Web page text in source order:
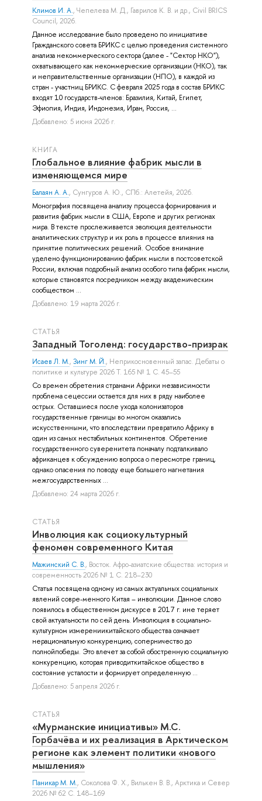
Климов И. А., Чепелева М. Д., Гаврилов К. В. и др., Civil BRICS
Council, 2026.
Данное исследование было проведено по инициативе
Гражданского совета БРИКС с целью проведения системного
анализа некоммерческого сектора (далее - "Сектор НКО"),
охватывающего как некоммерческие организации (НКО), так
и неправительственные организации (НПО), в каждой из
стран - участниц БРИКС. С февраля 2025 года в состав БРИКС
входят 10 государств-членов: Бразилия, Китай, Египет,
Эфиопия, Индия, Индонезия, Иран, Россия, ...
Добавлено: 5 июня 2026 г.
КНИГА
Глобальное влияние фабрик мысли в
изменяющемся мире
Балаян А. А., Сунгуров А. Ю., СПб.: Алетейя, 2026.
Монография посвящена анализу процесса формирования и
развития фабрик мысли в США, Европе и других регионах
мира. В тексте прослеживается эволюция деятельности
аналитических структур и их роль в процессе влияния на
принятие политических решений. Особое внимание
уделено функционированию фабрик мысли в постсоветской
России, включая подробный анализ особого типа фабрик мысли,
которые становятся посредником между академическим
сообществом ...
Добавлено: 19 марта 2026 г.
СТАТЬЯ
Западный Тоголенд: государство-призрак
Исаев Л. М., Зинг М. Й., Неприкосновенный запас. Дебаты о
политике и культуре 2026 Т. 165 № 1 С. 45–55
Со времен обретения странами Африки независимости
проблема сецессии остается для них в ряду наиболее
острых. Оставшиеся после ухода колонизаторов
государственные границы во многом оказались
искусственными, что впоследствии превратило Африку в
один из самых нестабильных континентов. Обретение
государственного суверенитета поначалу подталкивало
африканцев к обсуждению вопроса о пересмотре границ,
однако опасения по поводу еще большего нагнетания
межгосударственных ...
Добавлено: 24 марта 2026 г.
СТАТЬЯ
Инволюция как социокультурный
феномен современного Китая
Мажинский С. В., Восток. Афро-азиатские общества: история и
современность 2026 № 1 С. 218–230
Статья посвящена одному из самых актуальных социальных
явлений совре-менного Китая – инволюции. Данное слово
появилось в общественном дискурсе в 2017 г. ине теряет
свой актуальности по сей день. Инволюция в социально-
культурном измерениикитайского общества означает
нерациональную конкуренцию, соперничество до
полнойпобеды. Это влечет за собой обостренную социальную
конкуренцию, которая приводиткитайское общество в
состояние усталости и формирует определенную ...
Добавлено: 5 апреля 2026 г.
СТАТЬЯ
«Мурманские инициативы» М.С.
Горбачёва и их реализация в Арктическом
регионе как элемент политики «нового
мышления»
Паникар М. М., Соколова Ф. Х., Вилькен В. В., Арктика и Север
2026 № 62 С. 148–169